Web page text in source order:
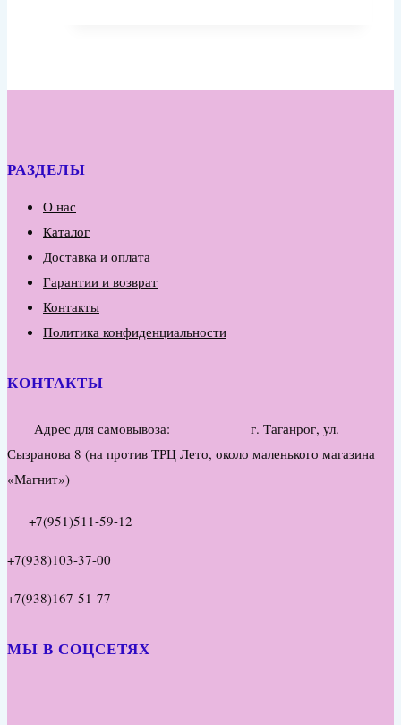
РАЗДЕЛЫ
О нас
Каталог
Доставка и оплата
Гарантии и возврат
Контакты
Политика конфиденциальности
КОНТАКТЫ
Адрес для самовывоза: г. Таганрог, ул.
Сызранова 8 (на против ТРЦ Лето, около маленького магазина
«Магнит»)
+7(951)511-59-12
+7(938)103-37-00
+7(938)167-51-77
МЫ В СОЦСЕТЯХ